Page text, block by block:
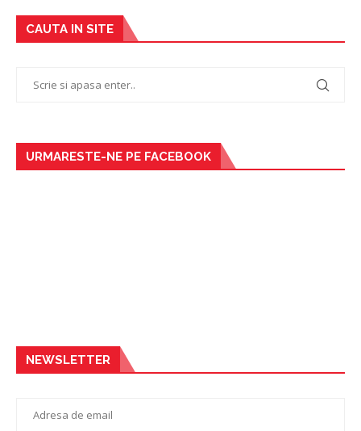
CAUTA IN SITE
URMARESTE-NE PE FACEBOOK
NEWSLETTER